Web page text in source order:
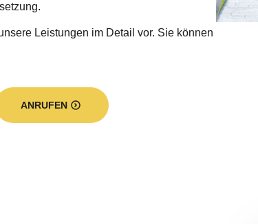
Leistungen im Detail vor. Sie können
ANRUFEN